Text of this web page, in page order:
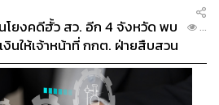
โยงคดีฮั้ว สว. อีก 4 จังหวัด พบ
นให้เจ้าหน้าที่ กกต. ฝ่ายสืบสวน
...